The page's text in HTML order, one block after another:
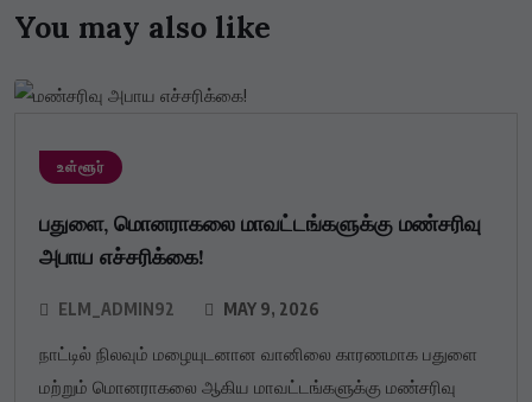
You may also like
உள்ளூர்
பதுளை, மொனராகலை மாவட்டங்களுக்கு மண்சரிவு
அபாய எச்சரிக்கை!
ELM_ADMIN92 MAY 9, 2026
நாட்டில் நிலவும் மழையுடனான வானிலை காரணமாக பதுளை
மற்றும் மொனராகலை ஆகிய மாவட்டங்களுக்கு மண்சரிவு